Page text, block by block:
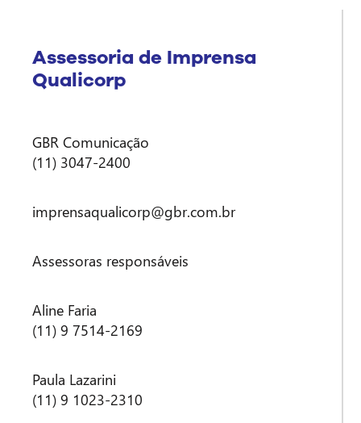
Assessoria de Imprensa
Qualicorp
GBR Comunicação
(11) 3047-2400
imprensaqualicorp@gbr.com.br
Assessoras responsáveis
Aline Faria
(11) 9 7514-2169
Paula Lazarini
(11) 9 1023-2310